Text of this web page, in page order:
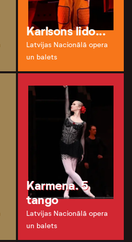
Karlsons lido...
Latvijas Nacionālā opera
un balets
Karmena. 5
tango
Latvijas Nacionālā opera
un balets